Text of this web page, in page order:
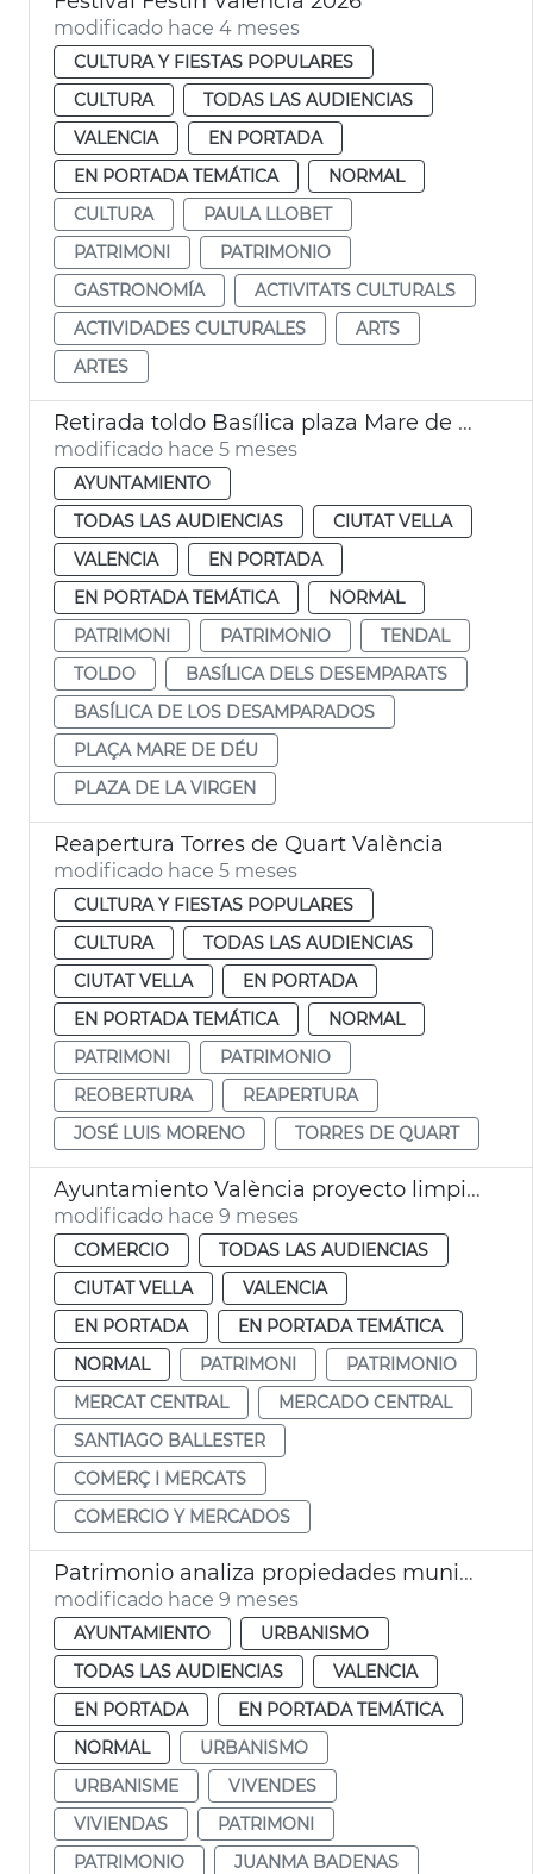
modificado hace 4 meses
CULTURA Y FIESTAS POPULARES
CULTURA
TODAS LAS AUDIENCIAS
VALENCIA
EN PORTADA
EN PORTADA TEMÁTICA
NORMAL
CULTURA
PAULA LLOBET
PATRIMONI
PATRIMONIO
GASTRONOMÍA
ACTIVITATS CULTURALS
ACTIVIDADES CULTURALES
ARTS
ARTES
Retirada toldo Basílica plaza Mare de Déu
modificado hace 5 meses
AYUNTAMIENTO
TODAS LAS AUDIENCIAS
CIUTAT VELLA
VALENCIA
EN PORTADA
EN PORTADA TEMÁTICA
NORMAL
PATRIMONI
PATRIMONIO
TENDAL
TOLDO
BASÍLICA DELS DESEMPARATS
BASÍLICA DE LOS DESAMPARADOS
PLAÇA MARE DE DÉU
PLAZA DE LA VIRGEN
Reapertura Torres de Quart València
modificado hace 5 meses
CULTURA Y FIESTAS POPULARES
CULTURA
TODAS LAS AUDIENCIAS
CIUTAT VELLA
EN PORTADA
EN PORTADA TEMÁTICA
NORMAL
PATRIMONI
PATRIMONIO
REOBERTURA
REAPERTURA
JOSÉ LUIS MORENO
TORRES DE QUART
Ayuntamiento València proyecto limpieza fachadas Mercado Central
modificado hace 9 meses
COMERCIO
TODAS LAS AUDIENCIAS
CIUTAT VELLA
VALENCIA
EN PORTADA
EN PORTADA TEMÁTICA
NORMAL
PATRIMONI
PATRIMONIO
MERCAT CENTRAL
MERCADO CENTRAL
SANTIAGO BALLESTER
COMERÇ I MERCATS
COMERCIO Y MERCADOS
Patrimonio analiza propiedades municipales para hacer viviendas
modificado hace 9 meses
AYUNTAMIENTO
URBANISMO
TODAS LAS AUDIENCIAS
VALENCIA
EN PORTADA
EN PORTADA TEMÁTICA
NORMAL
URBANISMO
URBANISME
VIVENDES
VIVIENDAS
PATRIMONI
PATRIMONIO
JUANMA BADENAS